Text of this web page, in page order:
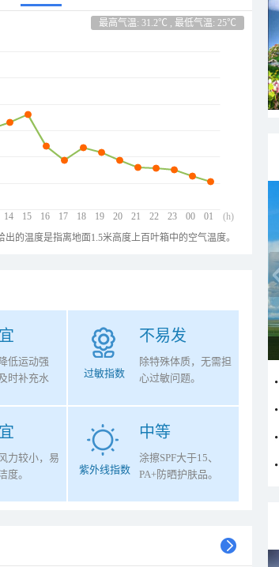
最高气温: 31.2℃ , 最低气温: 25℃
14 15 16 17 18 19 20 21 22 23 00 01 (h)
的温度是指离地面1.5米高度上百叶箱中的空气温度。
低运动强
时补充水
不易发
过敏指数
除特殊体质，无需担
心过敏问题。
力较小，易
度。
中等
紫外线指数
涂擦SPF大于15、
PA+防晒护肤品。